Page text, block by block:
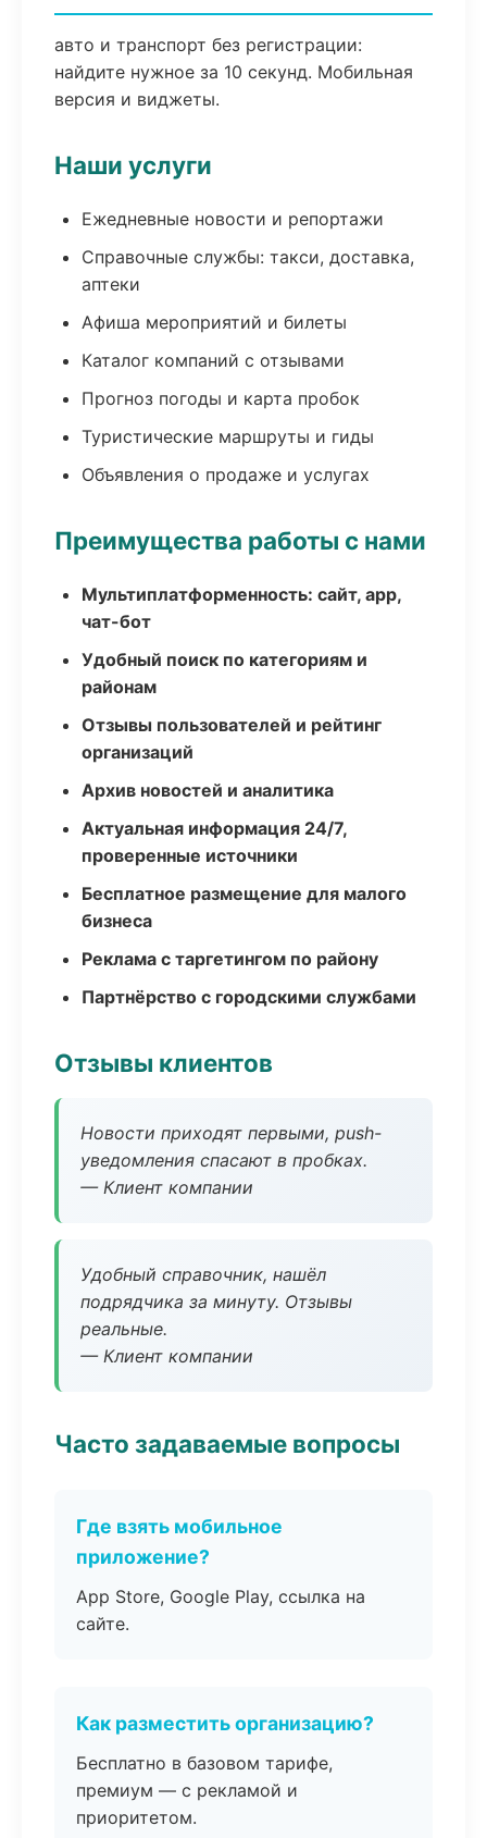
авто и транспорт без регистрации:
найдите нужное за 10 секунд. Мобильная
версия и виджеты.
Наши услуги
Ежедневные новости и репортажи
Справочные службы: такси, доставка,
аптеки
Афиша мероприятий и билеты
Каталог компаний с отзывами
Прогноз погоды и карта пробок
Туристические маршруты и гиды
Объявления о продаже и услугах
Преимущества работы с нами
Мультиплатформенность: сайт, app,
чат-бот
Удобный поиск по категориям и
районам
Отзывы пользователей и рейтинг
организаций
Архив новостей и аналитика
Актуальная информация 24/7,
проверенные источники
Бесплатное размещение для малого
бизнеса
Реклама с таргетингом по району
Партнёрство с городскими службами
Отзывы клиентов
Новости приходят первыми, push-
уведомления спасают в пробках.
— Клиент компании
Удобный справочник, нашёл
подрядчика за минуту. Отзывы
реальные.
— Клиент компании
Часто задаваемые вопросы
Где взять мобильное
приложение?
App Store, Google Play, ссылка на
сайте.
Как разместить организацию?
Бесплатно в базовом тарифе,
премиум — с рекламой и
приоритетом.